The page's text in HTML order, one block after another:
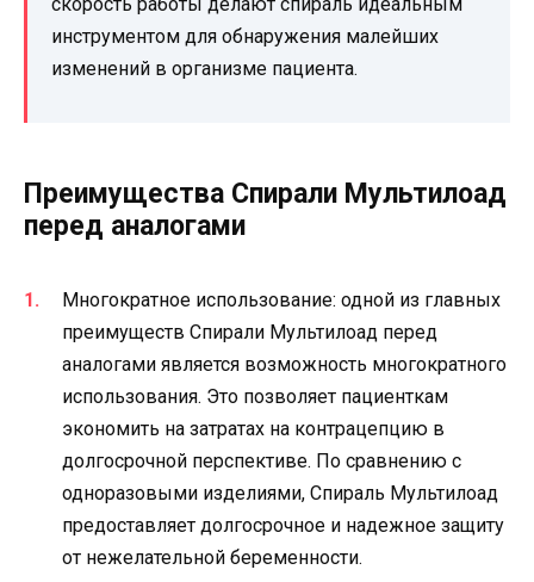
инструментом для обнаружения малейших
изменений в организме пациента.
Преимущества Спирали Мультилоад
перед аналогами
Многократное использование: одной из главных
преимуществ Спирали Мультилоад перед
аналогами является возможность многократного
использования. Это позволяет пациенткам
экономить на затратах на контрацепцию в
долгосрочной перспективе. По сравнению с
одноразовыми изделиями, Спираль Мультилоад
предоставляет долгосрочное и надежное защиту
от нежелательной беременности.